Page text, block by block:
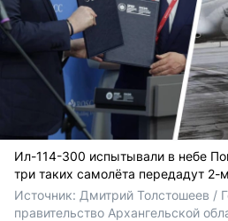
Ил-114-300 испытывали в небе
три таких самолёта передадут 2-
Источник: Дмитрий Толстошеев /
правительство Архангельской